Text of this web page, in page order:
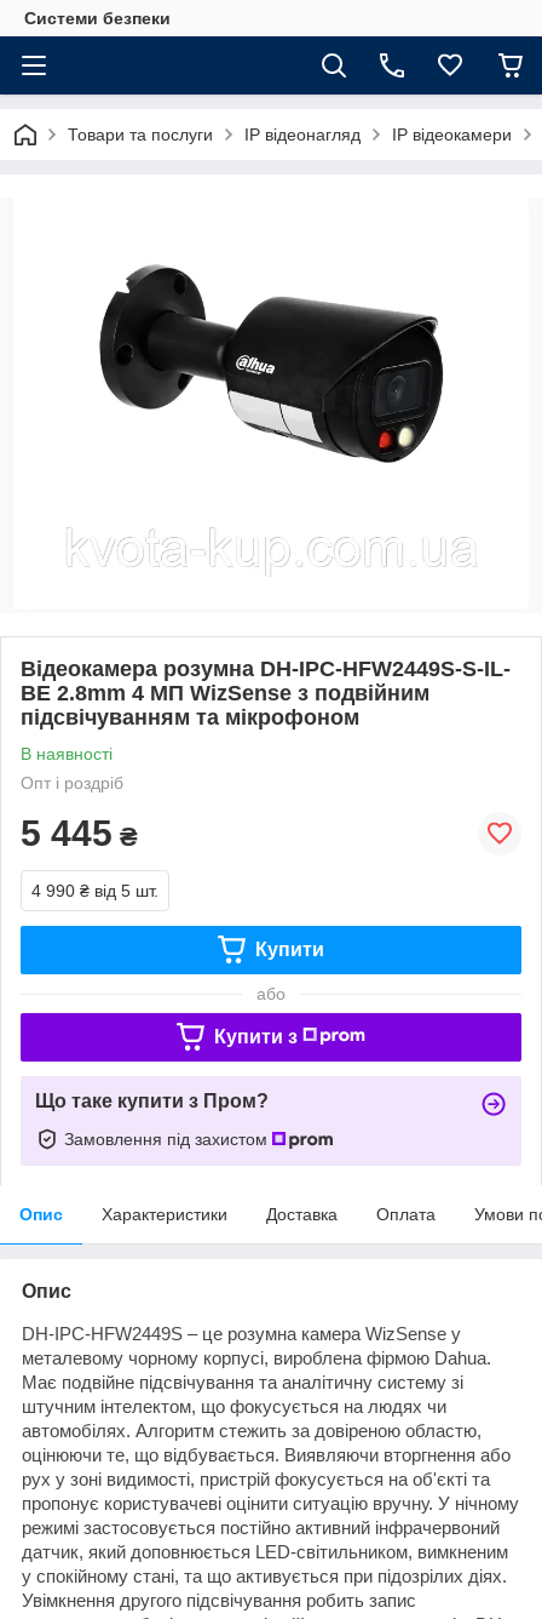
Системи безпеки
Товари та послуги ІР відеонагляд IP відеокамери
Відеокамера розумна DH-IPC-HFW2449S-S-IL-
BE 2.8mm 4 МП WizSense з подвійним
підсвічуванням та мікрофоном
В наявності
Опт і роздріб
5 445 ₴
4 990 ₴ від 5 шт.
Купити
або
Купити з
Що таке купити з Пром?
Замовлення під захистом
Опис Характеристики Доставка Оплата Умови
Опис
DH-IPC-HFW2449S – це розумна камера WizSense у
металевому чорному корпусі, вироблена фірмою Dahua.
Має подвійне підсвічування та аналітичну систему зі
штучним інтелектом, що фокусується на людях чи
автомобілях. Алгоритм стежить за довіреною областю,
оцінюючи те, що відбувається. Виявляючи вторгнення або
рух у зоні видимості, пристрій фокусується на об'єкті та
пропонує користувачеві оцінити ситуацію вручну. У нічному
режимі застосовується постійно активний інфрачервоний
датчик, який доповнюється LED-світильником, вимкненим
у спокійному стані, та що активується при підозрілих діях.
Увімкнення другого підсвічування робить запис